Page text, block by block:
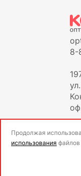
8-
Продолжая
использования